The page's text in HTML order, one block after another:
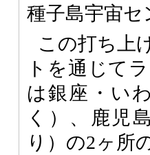
種子島宇宙
この打ち上
トを通じて
は銀座・い
く）、鹿児
り）の2ヶ所